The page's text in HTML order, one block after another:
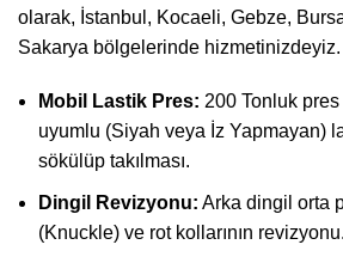
olarak, İstanbul, Kocaeli, Gebze,
Sakarya bölgelerinde hizmetinizdeyiz.
Mobil Lastik Pres: 200 Tonluk pres
uyumlu (Siyah veya İz Yapmayan)
sökülüp takılması.
Dingil Revizyonu: Arka dingil orta
(Knuckle) ve rot kollarının revizyonu.